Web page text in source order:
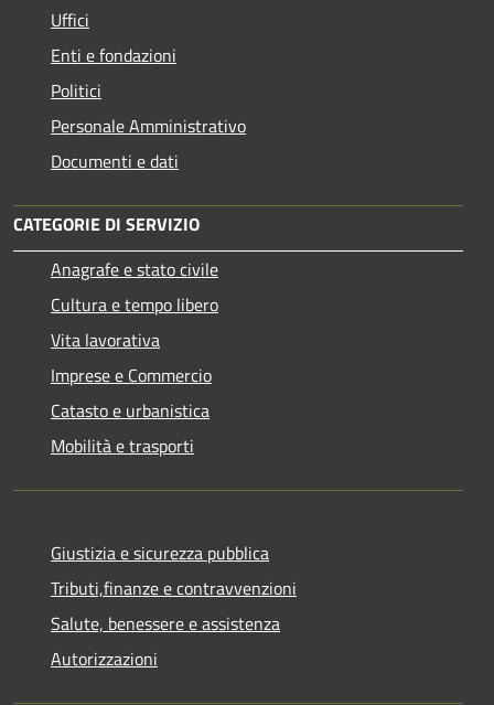
Uffici
Enti e fondazioni
Politici
Personale Amministrativo
Documenti e dati
CATEGORIE DI SERVIZIO
Anagrafe e stato civile
Cultura e tempo libero
Vita lavorativa
Imprese e Commercio
Catasto e urbanistica
Mobilità e trasporti
Giustizia e sicurezza pubblica
Tributi,finanze e contravvenzioni
Salute, benessere e assistenza
Autorizzazioni